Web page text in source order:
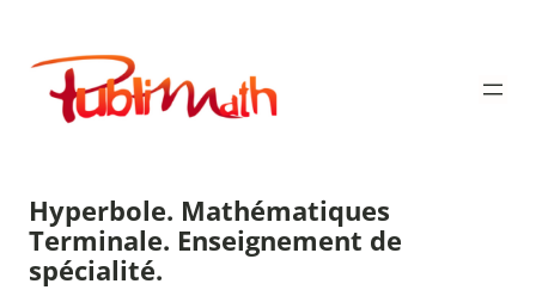
contenu
Publimath
Hyperbole. Mathématiques
Terminale. Enseignement de
spécialité.